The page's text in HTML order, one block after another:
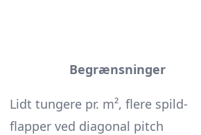
Begrænsninger
Lidt tungere pr. m², flere spild-
flapper ved diagonal pitch